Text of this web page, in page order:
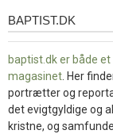
baptist.dk
BAPTIST.DK
baptist.dk er både et
magasinet . Her
portrætter og
det evigtgyldige og
kristne, og